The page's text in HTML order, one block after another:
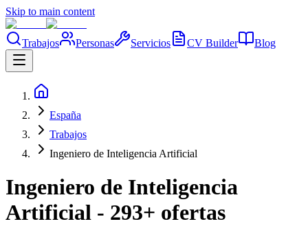
Skip to main content
Trabajos Personas Servicios CV Builder Blog
España
Trabajos
Ingeniero de Inteligencia Artificial
Ingeniero de Inteligencia
Artificial - 293+ ofertas